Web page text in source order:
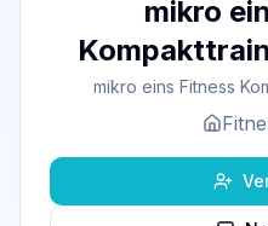
mikro
mikro eins Fitness